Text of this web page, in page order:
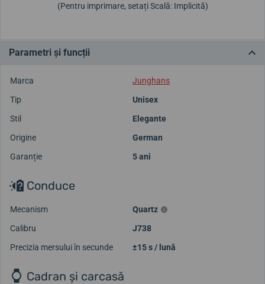
(Pentru imprimare, setați Scală: Implicită)
Parametri și funcții
Marca
Junghans
Tip
Unisex
Stil
Elegante
Origine
German
Garanție
5 ani
Conduce
Mecanism
Quartz
Calibru
J738
Precizia mersului în secunde
±15 s / lună
Cadran și carcasă